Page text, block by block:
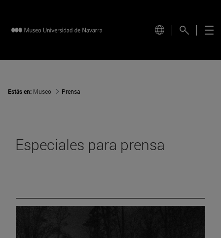
Estás en: Museo Prensa
Especiales para prensa